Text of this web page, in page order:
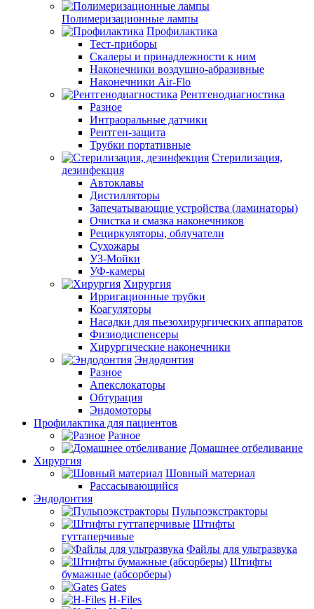
Полимеризационные лампы
Профилактика
Тест-приборы
Скалеры и принадлежности к ним
Наконечники воздушно-абразивные
Наконечники Air-Flo
Рентгенодиагностика
Разное
Интраоральные датчики
Рентген-защита
Трубки портативные
Стерилизация,
дезинфекция
Автоклавы
Дистилляторы
Запечатывающие устройства (ламинаторы)
Очистка и смазка наконечников
Рециркуляторы, облучатели
Сухожары
УЗ-Мойки
УФ-камеры
Хирургия
Ирригационные трубки
Коагуляторы
Насадки для пьезохирургических аппаратов
Физиодиспенсеры
Хирургические наконечники
Эндодонтия
Разное
Апекслокаторы
Обтурация
Эндомоторы
Профилактика для пациентов
Разное
Домашнее отбеливание
Хирургия
Шовный материал
Рассасывающийся
Эндодонтия
Пульпоэкстракторы
Штифты
гуттаперчивые
Файлы для ультразвука
Штифты
бумажные (абсорберы)
Gates
H-Files